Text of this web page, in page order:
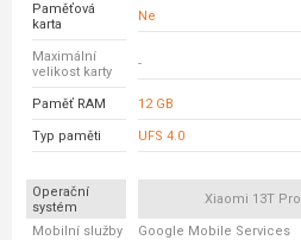
Paměťová
karta
Ne
Maximální
velikost karty
-
Paměť RAM 12 GB
Typ paměti UFS 4.0
Operační
systém
Xiaomi 13T Pro
Mobilní služby Google Mobile Services